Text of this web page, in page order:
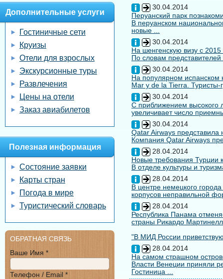
30.04.2014
Перуанский парк
В перуанском
новые ...
30.04.2014
На шенгенскую визу с 2015
По словам
30.04.2014
На популярном испанском
Mar y de la Tierra. Туристы-
30.04.2014
С приближением высокого
увеличивает число
30.04.2014
Qatar Airways
Компания Qatar Airways
28.04.2014
Новые требования Турции
В отделе культуры и
28.04.2014
В центре немецкого
корпусов неправильной
28.04.2014
Республика Панама
страны Рикардо
"В МИД России
28.04.2014
На самом страшном
Власти Венеции приняли
Гостиница ...
Дополнительные услуги
Гостиничные сети
Круизы
Отели для взрослых
Экскурсионные туры
Развлечения
Цены на отели
Заказ авиабилетов
Полезная информация
Состояние заявки
Карты стран
Погода в мире
Туристический словарь
ОБРАТНАЯ СВЯЗЬ
Ваше Имя *
Телефон / Email *